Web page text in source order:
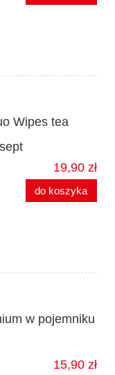
Wipes tea
19,90 zł
do koszyka
w pojemniku
15,90 zł